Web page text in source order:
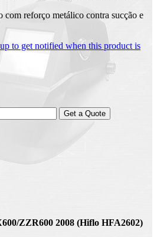
com reforço metálico contra sucção e
to get notified when this product is
Get a Quote
ZZR600 2008 (Hiflo HFA2602)